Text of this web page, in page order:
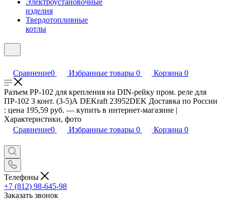
Электроустановочные
изделия
Твердотопливные
котлы
Сравнение0 Избранные товары 0 Корзина 0
Разъем РР-102 для крепления на DIN-рейку пром. реле для
ПР-102 3 конт. (3-5)А DEKraft 23952DEK Доставка по России
: цена 195,59 руб. — купить в интернет-магазине |
Характеристики, фото
Сравнение0 Избранные товары 0 Корзина 0
Телефоны
+7 (812) 98-645-98
Заказать звонок